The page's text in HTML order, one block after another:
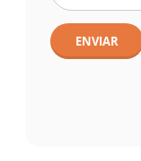
ENVIAR